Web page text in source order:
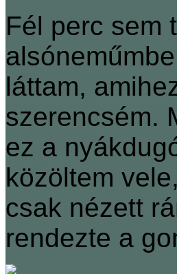
Fél perc sem
láttam,
szerencsém.
ez a
közöltem
csak nézett
rendezte a